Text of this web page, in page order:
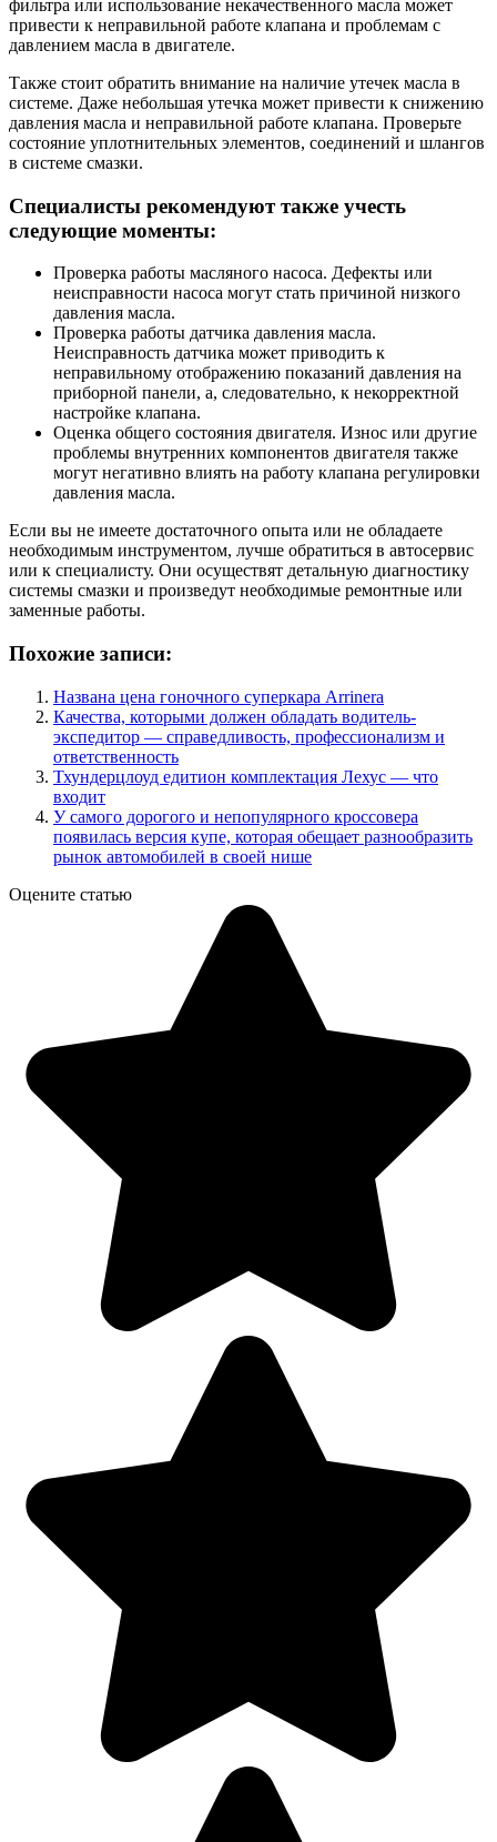
фильтра или использование некачественного масла может
привести к неправильной работе клапана и проблемам с
давлением масла в двигателе.
Также стоит обратить внимание на наличие утечек масла в
системе. Даже небольшая утечка может привести к снижению
давления масла и неправильной работе клапана. Проверьте
состояние уплотнительных элементов, соединений и шлангов
в системе смазки.
Специалисты рекомендуют также учесть
следующие моменты:
Проверка работы масляного насоса. Дефекты или
неисправности насоса могут стать причиной низкого
давления масла.
Проверка работы датчика давления масла.
Неисправность датчика может приводить к
неправильному отображению показаний давления на
приборной панели, а, следовательно, к некорректной
настройке клапана.
Оценка общего состояния двигателя. Износ или другие
проблемы внутренних компонентов двигателя также
могут негативно влиять на работу клапана регулировки
давления масла.
Если вы не имеете достаточного опыта или не обладаете
необходимым инструментом, лучше обратиться в автосервис
или к специалисту. Они осуществят детальную диагностику
системы смазки и произведут необходимые ремонтные или
заменные работы.
Похожие записи:
Названа цена гоночного суперкара Arrinera
Качества, которыми должен обладать водитель-
экспедитор — справедливость, профессионализм и
ответственность
Тхундерцлоуд едитион комплектация Лехус — что
входит
У самого дорогого и непопулярного кроссовера
появилась версия купе, которая обещает разнообразить
рынок автомобилей в своей нише
Оцените статью